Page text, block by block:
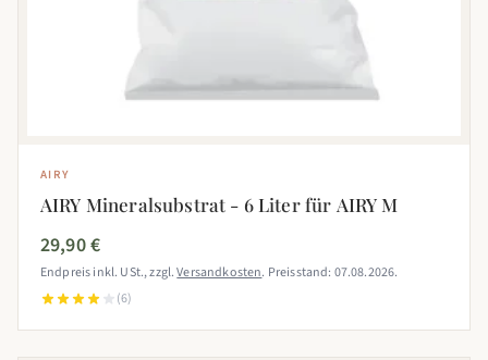
AIRY
AIRY Mineralsubstrat - 6 Liter für AIRY M
29,90 €
Endpreis inkl. USt., zzgl.Versandkosten. Preisstand: 07.08.2026.
(6)